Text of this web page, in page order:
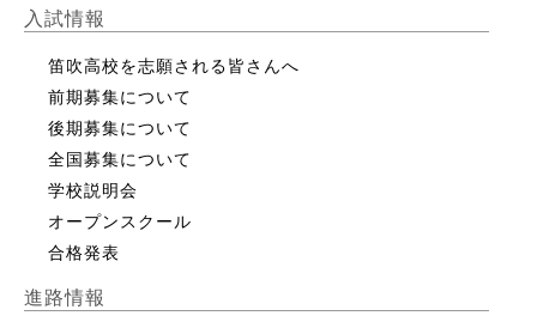
入試情報
笛吹高校を志願される皆さんへ
前期募集について
後期募集について
全国募集について
学校説明会
オープンスクール
合格発表
進路情報